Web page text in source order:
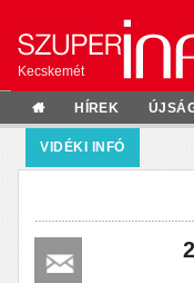
Kecskemét
HÍREK
VIDÉKI INFÓ